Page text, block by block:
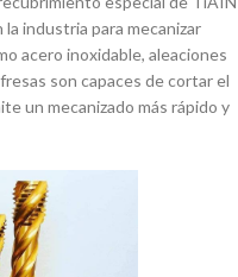
industria para mecanizar
acero inoxidable, aleaciones
son capaces de cortar el
un mecanizado más rápido y